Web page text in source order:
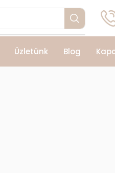
Üzletünk Blog